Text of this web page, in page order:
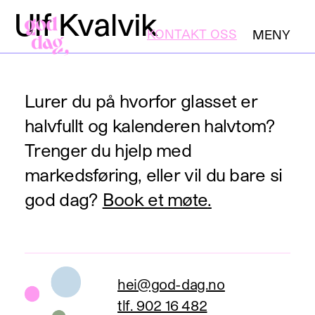
KONTAKT OSS
MENY
LUKK
Ulf Kvalvik
Lurer du på hvorfor glasset er
halvfullt og kalenderen halvtom?
Trenger du hjelp med
markedsføring, eller vil du bare si
god dag? Book et møte.
hei@god-dag.no
tlf. 902 16 482